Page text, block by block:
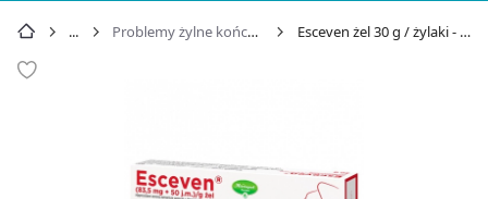
Problemy żylne kończyn dolnych Esceven żel 30 g / żylaki - cena 18,49 zł